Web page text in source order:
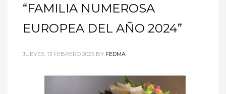
“FAMILIA NUMEROSA
EUROPEA DEL AÑO 2024”
JUEVES, 13 FEBRERO 2025 BY FEDMA